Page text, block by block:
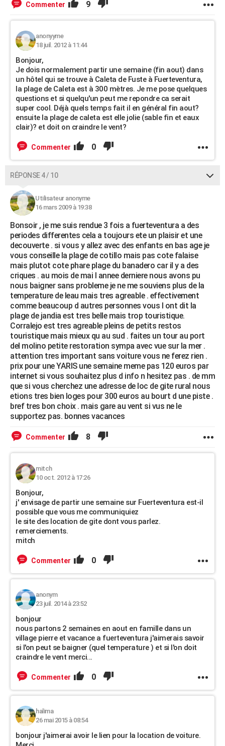
Commenter 9
anonyyme
18 juil. 2012 à 11:44
Bonjour,
Je dois normalement partir une semaine (fin aout) dans
un hôtel qui se trouve à Caleta de Fuste à Fuerteventura,
la plage de Caleta est à 300 mètres. Je me pose quelques
questions et si quelqu'un peut me repondre ca serait
super cool. Déjà quels temps fait il en général fin aout?
ensuite la plage de caleta est elle jolie (sable fin et eaux
clair)? et doit on craindre le vent?
Commenter 0
RÉPONSE 4 / 10
Utilisateur anonyme
16 mars 2009 à 19:38
Bonsoir , je me suis rendue 3 fois a fuerteventura a des
periodes differentes cela a toujours ete un plaisir et une
decouverte . si vous y allez avec des enfants en bas age je
vous conseille la plage de cotillo mais pas cote falaise
mais plutot cote phare plage du banadero car il y a des
criques . au mois de mai l annee derniere nous avons pu
nous baigner sans probleme je ne me souviens plus de la
temperature de leau mais tres agreable . effectivement
comme beaucoup d autres personnes vous l ont dit la
plage de jandia est tres belle mais trop touristique.
Corralejo est tres agreable pleins de petits restos
touristique mais mieux qu au sud . faites un tour au port
del molino petite restoration sympa avec vue sur la mer .
attention tres important sans voiture vous ne ferez rien .
prix pour une YARIS une semaine meme pas 120 euros par
internet si vous souhaitez plus d info n hesitez pas . de mm
que si vous cherchez une adresse de loc de gite rural nous
etions tres bien loges pour 300 euros au bourt d une piste .
bref tres bon choix . mais gare au vent si vus ne le
supportez pas. bonnes vacances
Commenter 8
mitch
10 oct. 2012 à 17:26
Bonjour,
j' envisage de partir une semaine sur Fuerteventura est-il
possible que vous me communiquiez
le site des location de gite dont vous parlez.
remerciements.
mitch
Commenter 0
anonym
23 juil. 2014 à 23:52
bonjour
nous partons 2 semaines en aout en famille dans un
village pierre et vacance a fuerteventura j'aimerais savoir
si l'on peut se baigner (quel temperature ) et si l'on doit
craindre le vent merci...
Commenter 0
halima
26 mai 2015 à 08:54
bonjour j'aimerai avoir le lien pour la location de voiture.